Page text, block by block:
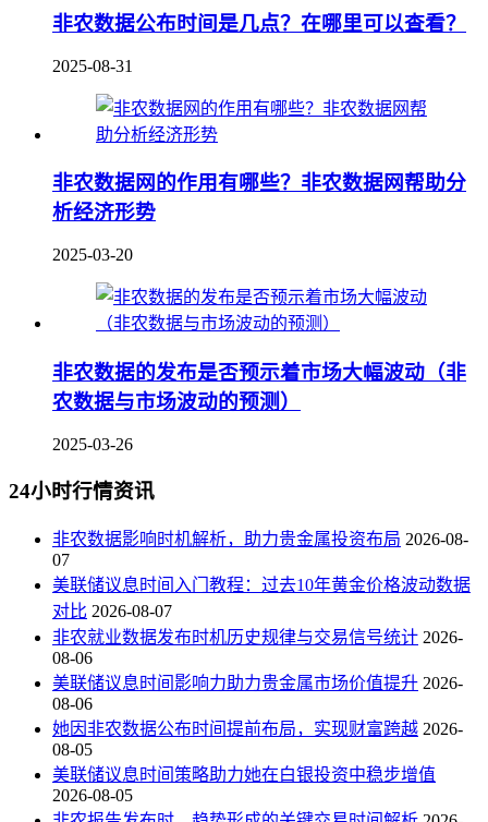
非农数据公布时间是几点？在哪里可以查看？
2025-08-31
非农数据网的作用有哪些？非农数据网帮助分
析经济形势
2025-03-20
非农数据的发布是否预示着市场大幅波动（非
农数据与市场波动的预测）
2025-03-26
24小时行情资讯
非农数据影响时机解析，助力贵金属投资布局 2026-08-
07
美联储议息时间入门教程：过去10年黄金价格波动数据
对比 2026-08-07
非农就业数据发布时机历史规律与交易信号统计 2026-
08-06
美联储议息时间影响力助力贵金属市场价值提升 2026-
08-06
她因非农数据公布时间提前布局，实现财富跨越 2026-
08-05
美联储议息时间策略助力她在白银投资中稳步增值
2026-08-05